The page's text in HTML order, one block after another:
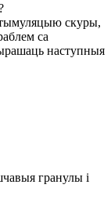
скуры,
са
наступныя
гранулы і